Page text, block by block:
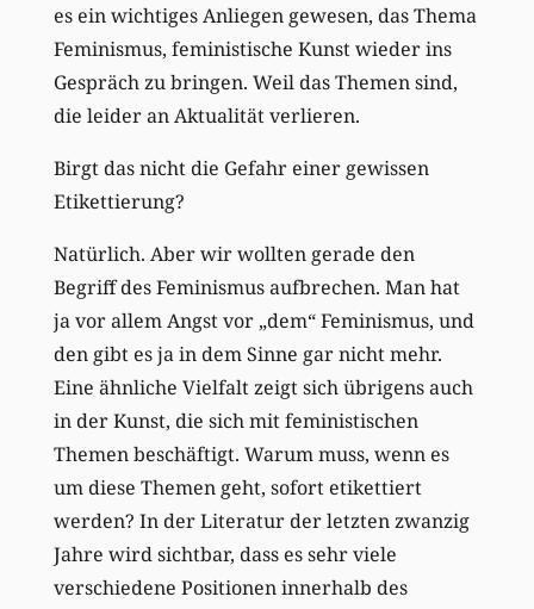
es ein wichtiges Anliegen gewesen, das Thema
Feminismus, feministische Kunst wieder ins
Gespräch zu bringen. Weil das Themen sind,
die leider an Aktualität verlieren.
Birgt das nicht die Gefahr einer gewissen
Etikettierung?
Natürlich. Aber wir wollten gerade den
Begriff des Feminismus aufbrechen. Man hat
ja vor allem Angst vor „dem“ Feminismus, und
den gibt es ja in dem Sinne gar nicht mehr.
Eine ähnliche Vielfalt zeigt sich übrigens auch
in der Kunst, die sich mit feministischen
Themen beschäftigt. Warum muss, wenn es
um diese Themen geht, sofort etikettiert
werden? In der Literatur der letzten zwanzig
Jahre wird sichtbar, dass es sehr viele
verschiedene Positionen innerhalb des